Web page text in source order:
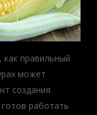
правильный
может
создания
работать